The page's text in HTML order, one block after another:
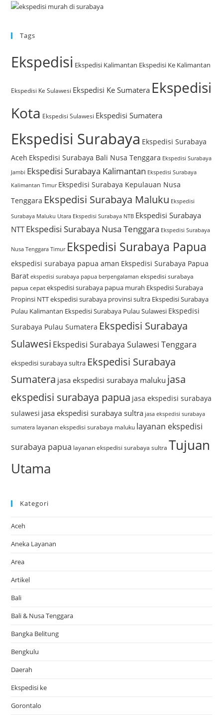
Tags
Ekspedisi Ekspedisi Kalimantan Ekspedisi Ke Kalimantan
Ekspedisi Ke Sulawesi Ekspedisi Ke Sumatera Ekspedisi
Kota Ekspedisi Sulawesi Ekspedisi Sumatera
Ekspedisi Surabaya Ekspedisi Surabaya
Aceh Ekspedisi Surabaya Bali Nusa Tenggara Ekspedisi Surabaya
Jambi Ekspedisi Surabaya Kalimantan Ekspedisi Surabaya
Kalimantan Timur Ekspedisi Surabaya Kepulauan Nusa
Tenggara Ekspedisi Surabaya Maluku Ekspedisi
Surabaya Maluku Utara Ekspedisi Surabaya NTB Ekspedisi Surabaya
NTTEkspedisi Surabaya Nusa Tenggara Ekspedisi Surabaya
Nusa Tenggara Timur Ekspedisi Surabaya Papua
ekspedisi surabaya papua aman Ekspedisi Surabaya Papua
Barat ekspedisi surabaya papua berpengalaman ekspedisi surabaya
papua cepat ekspedisi surabaya papua murah Ekspedisi Surabaya
Propinsi NTTekspedisi surabaya provinsi sultra Ekspedisi Surabaya
Pulau Kalimantan Ekspedisi Surabaya Pulau Sulawesi Ekspedisi
Surabaya Pulau Sumatera Ekspedisi Surabaya
Sulawesi Ekspedisi Surabaya Sulawesi Tenggara
ekspedisi surabaya sultra Ekspedisi Surabaya
Sumatera jasa ekspedisi surabaya maluku jasa
ekspedisi surabaya papua jasa ekspedisi surabaya
sulawesi jasa ekspedisi surabaya sultra jasa ekspedisi surabaya
sumatera layanan ekspedisi surabaya maluku layanan ekspedisi
surabaya papua layanan ekspedisi surabaya sultra Tujuan
Utama
Kategori
Aceh
Aneka Layanan
Area
Artikel
Bali
Bali & Nusa Tenggara
Bangka Belitung
Bengkulu
Daerah
Ekspedisi ke
Gorontalo